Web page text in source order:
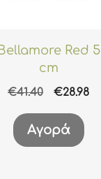
Red
cm
€41.40
Original
was:
€41.40.
€28.98Η
Αγορά